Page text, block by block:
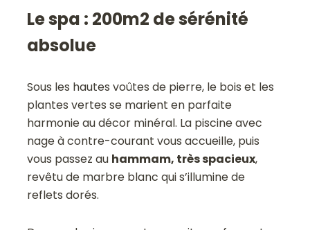
Le spa : 200m2 de sérénité
absolue
Sous les hautes voûtes de pierre, le bois et les
plantes vertes se marient en parfaite
harmonie au décor minéral. La piscine avec
nage à contre-courant vous accueille, puis
vous passez au hammam, très spacieux,
revêtu de marbre blanc qui s’illumine de
reflets dorés.